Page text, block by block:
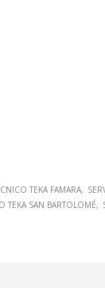
TEKA FAMARA
TEKA SAN BARTOLOMÉ